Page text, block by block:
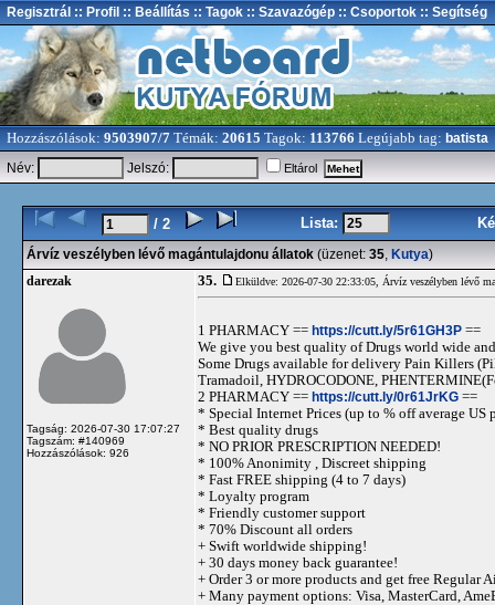
Regisztrál :: Profil :: Beállítás :: Tagok :: Szavazógép :: Csoportok :: Segítség
Hozzászólások: 9503907/7 Témák: 20615 Tagok: 113766 Legújabb tag: batista
Név:
Jelszó: Eltárol
/ 2 Lista:
Árvíz veszélyben lévő magántulajdonu állatok (üzenet: 35, Kutya)
darezak
Tagság: 2026-07-30 17:07:27
Tagszám: #140969
Hozzászólások: 926
35. Elküldve: 2026-07-30 22:33:05, Árvíz veszélyben lévő
1 PHARMACY == https://cutt.ly/5r61GH3P ==
We give you best quality of Drugs world wide
Some Drugs available for delivery Pain Killers
Tramadoil, HYDROCODONE,
2 PHARMACY == https://cutt.ly/0r61JrKG ==
* Special Internet Prices (up to % off average US
* Best quality drugs
* NO PRIOR PRESCRIPTION NEEDED!
* 100% Anonimity , Discreet shipping
* Fast FREE shipping (4 to 7 days)
* Loyalty program
* Friendly customer support
* 70% Discount all orders
+ Swift worldwide shipping!
+ 30 days money back guarantee!
+ Order 3 or more products and get free Regular
+ Many payment options: Visa, MasterCard,